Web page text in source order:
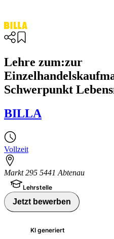
Lehre zum:zur
Schwerpunkt
BILLA
Vollzeit
Markt 295 5441 Abtenau
Lehrstelle
Jetzt bewerben
KI generiert